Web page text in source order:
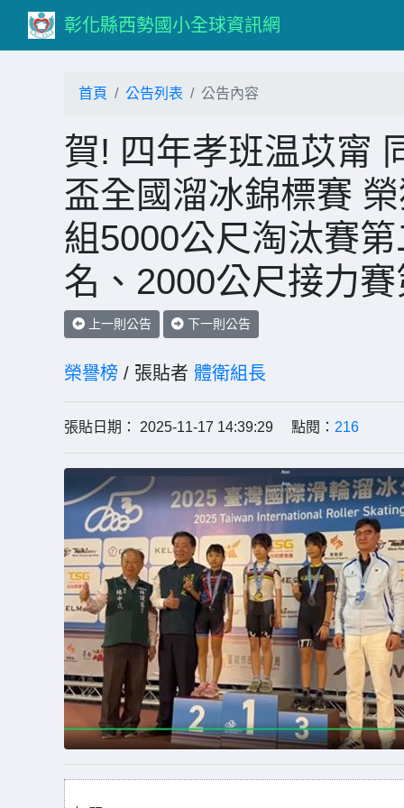
彰化縣西勢國小全球資訊網
首頁 公告列表 公告內容
賀! 四年孝班温苡甯
盃全國溜冰錦標賽
組5000公尺淘汰賽
名、2000公尺接力
上一則公告 下一則公告
榮譽榜 / 張貼者 體衛組長
張貼日期： 2025-11-17 14:39:29 點閱： 216